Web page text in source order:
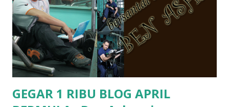
pun tak tau.. pengsan aku bila ingat balik.. aku mula fikir
mungkin sebab abg long sendiri jenis budak yang ada
masalah dyslexia.. tapi minor la.. nanti la aku cerita pasal
dyslexia tu.. lepas tu kami buat keputusan pu...
GEGAR 1 RIBU BLOG APRIL